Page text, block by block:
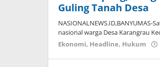
Guling Tanah Desa
nasional warga Desa Karangrau
Ekonomi, Headline, Hukum